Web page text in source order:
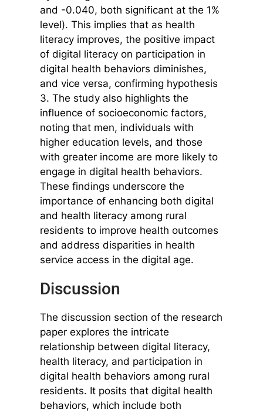
and -0.040, both significant at the 1%
level). This implies that as health
literacy improves, the positive impact
of digital literacy on participation in
digital health behaviors diminishes,
and vice versa, confirming hypothesis
3. The study also highlights the
influence of socioeconomic factors,
noting that men, individuals with
higher education levels, and those
with greater income are more likely to
engage in digital health behaviors.
These findings underscore the
importance of enhancing both digital
and health literacy among rural
residents to improve health outcomes
and address disparities in health
service access in the digital age.
Discussion
The discussion section of the research
paper explores the intricate
relationship between digital literacy,
health literacy, and participation in
digital health behaviors among rural
residents. It posits that digital health
behaviors, which include both